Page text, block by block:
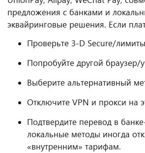
предложения с банками и
эквайринговые решения. Если
Проверьте 3-D Secure/
Попробуйте другой браузер/
Выберите альтернативный
Отключите VPN и прокси на
Подтвердите перевод в
локальные методы иногда
«внутренним» тарифам.